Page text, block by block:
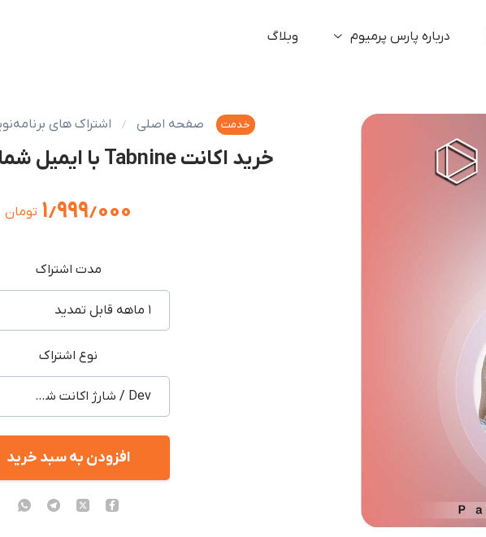
درباره پارس پرمیوم وبلاگ
خدمت صفحه اصلی اشتراک های
خرید اکانت Tabnine با ایمیل شما با(۹۵٪ تخفیف)
۱٫۹۹۹٫۰۰۰ تومان
مدت اشتراک
۱ ماهه قابل تمدید
نوع اشتراک
Dev / شارژ اکانت شخصی
افزودن به سبد خرید